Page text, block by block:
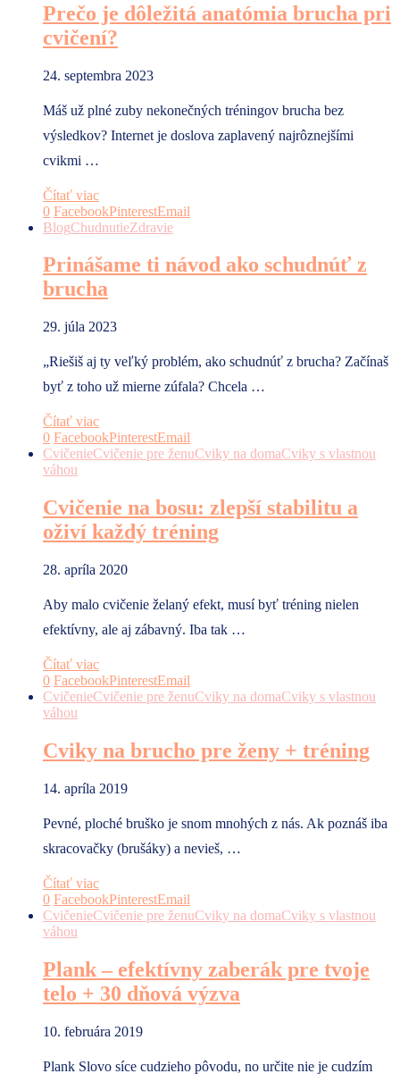
Prečo je dôležitá anatómia brucha pri
cvičení?
24. septembra 2023
Máš už plné zuby nekonečných tréningov brucha bez
výsledkov? Internet je doslova zaplavený najrôznejšími
cvikmi …
Čítať viac
0 FacebookPinterestEmail
BlogChudnutieZdravie
Prinášame ti návod ako schudnúť z
brucha
29. júla 2023
„Riešiš aj ty veľký problém, ako schudnúť z brucha? Začínaš
byť z toho už mierne zúfala? Chcela …
Čítať viac
0 FacebookPinterestEmail
CvičenieCvičenie pre ženuCviky na domaCviky s vlastnou
váhou
Cvičenie na bosu: zlepší stabilitu a
oživí každý tréning
28. apríla 2020
Aby malo cvičenie želaný efekt, musí byť tréning nielen
efektívny, ale aj zábavný. Iba tak …
Čítať viac
0 FacebookPinterestEmail
CvičenieCvičenie pre ženuCviky na domaCviky s vlastnou
váhou
Cviky na brucho pre ženy + tréning
14. apríla 2019
Pevné, ploché bruško je snom mnohých z nás. Ak poznáš iba
skracovačky (brušáky) a nevieš, …
Čítať viac
0 FacebookPinterestEmail
CvičenieCvičenie pre ženuCviky na domaCviky s vlastnou
váhou
Plank – efektívny zaberák pre tvoje
telo + 30 dňová výzva
10. februára 2019
Plank Slovo síce cudzieho pôvodu, no určite nie je cudzím